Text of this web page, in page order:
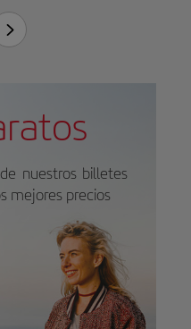
nuestros billetes
mejores precios